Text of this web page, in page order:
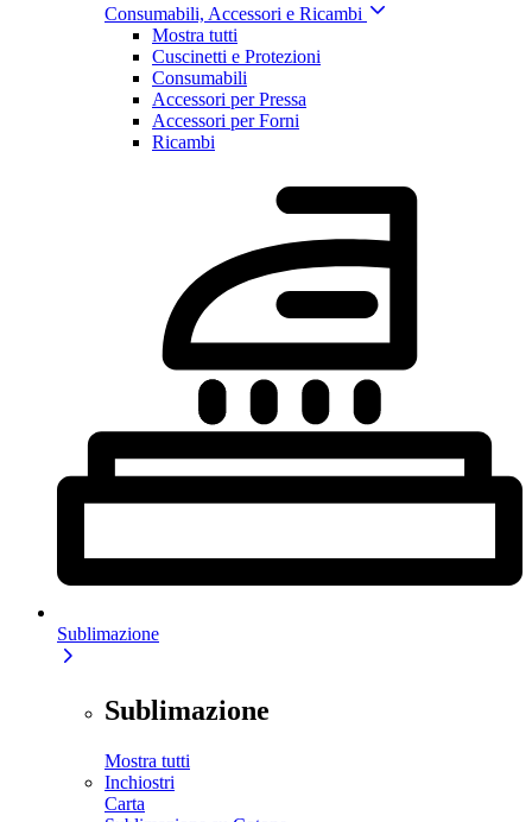
Consumabili, Accessori e Ricambi
Mostra tutti
Cuscinetti e Protezioni
Consumabili
Accessori per Pressa
Accessori per Forni
Ricambi
Sublimazione
Sublimazione
Mostra tutti
Inchiostri
Carta